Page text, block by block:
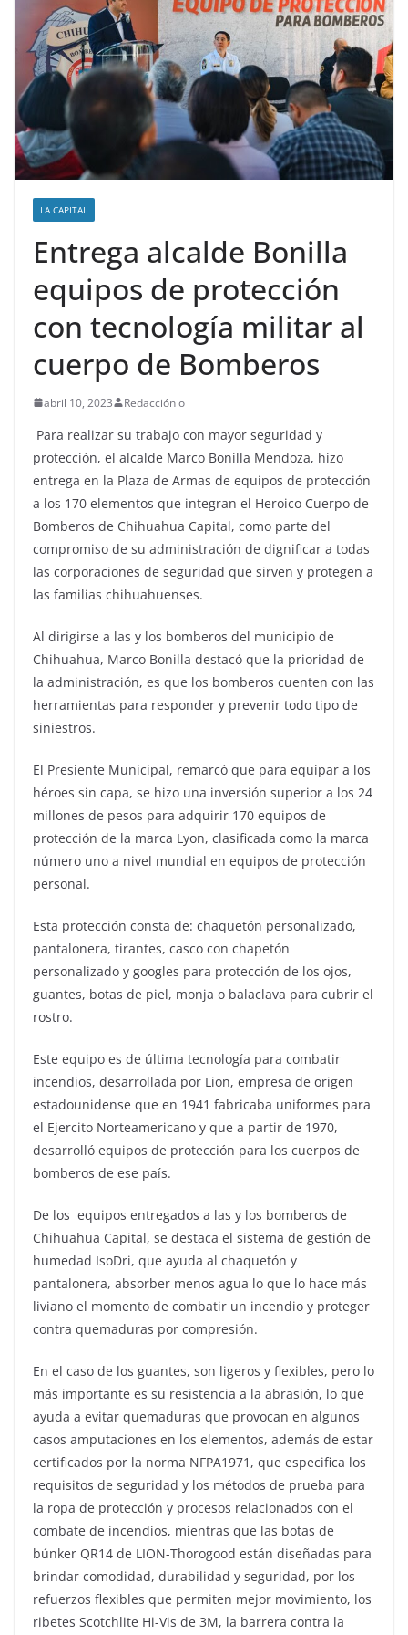
LA CAPITAL
Entrega alcalde Bonilla
equipos de protección
con tecnología militar al
cuerpo de Bomberos
abril 10, 2023 Redacción o
Para realizar su trabajo con mayor seguridad y
protección, el alcalde Marco Bonilla Mendoza, hizo
entrega en la Plaza de Armas de equipos de protección
a los 170 elementos que integran el Heroico Cuerpo de
Bomberos de Chihuahua Capital, como parte del
compromiso de su administración de dignificar a todas
las corporaciones de seguridad que sirven y protegen a
las familias chihuahuenses.
Al dirigirse a las y los bomberos del municipio de
Chihuahua, Marco Bonilla destacó que la prioridad de
la administración, es que los bomberos cuenten con las
herramientas para responder y prevenir todo tipo de
siniestros.
El Presiente Municipal, remarcó que para equipar a los
héroes sin capa, se hizo una inversión superior a los 24
millones de pesos para adquirir 170 equipos de
protección de la marca Lyon, clasificada como la marca
número uno a nivel mundial en equipos de protección
personal.
Esta protección consta de: chaquetón personalizado,
pantalonera, tirantes, casco con chapetón
personalizado y googles para protección de los ojos,
guantes, botas de piel, monja o balaclava para cubrir el
rostro.
Este equipo es de última tecnología para combatir
incendios, desarrollada por Lion, empresa de origen
estadounidense que en 1941 fabricaba uniformes para
el Ejercito Norteamericano y que a partir de 1970,
desarrolló equipos de protección para los cuerpos de
bomberos de ese país.
De los equipos entregados a las y los bomberos de
Chihuahua Capital, se destaca el sistema de gestión de
humedad IsoDri, que ayuda al chaquetón y
pantalonera, absorber menos agua lo que lo hace más
liviano el momento de combatir un incendio y proteger
contra quemaduras por compresión.
En el caso de los guantes, son ligeros y flexibles, pero lo
más importante es su resistencia a la abrasión, lo que
ayuda a evitar quemaduras que provocan en algunos
casos amputaciones en los elementos, además de estar
certificados por la norma NFPA1971, que especifica los
requisitos de seguridad y los métodos de prueba para
la ropa de protección y procesos relacionados con el
combate de incendios, mientras que las botas de
búnker QR14 de LION-Thorogood están diseñadas para
brindar comodidad, durabilidad y seguridad, por los
refuerzos flexibles que permiten mejor movimiento, los
ribetes Scotchlite Hi-Vis de 3M, la barrera contra la